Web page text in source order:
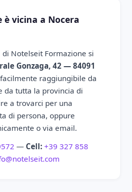
è vicina a Nocera
Notelseit Formazione si
Gonzaga, 42 — 84091
raggiungibile da
da tutta la provincia di
a trovarci per una
di persona, oppure
o via email.
— Cell: +39 327 858